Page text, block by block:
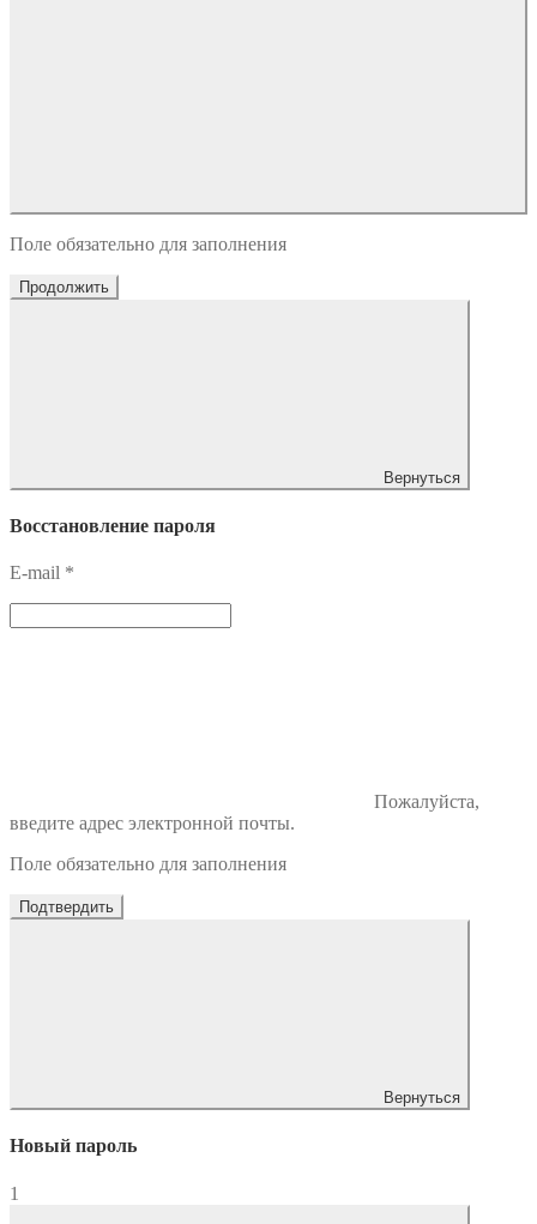
Поле обязательно для заполнения
Продолжить
Вернуться
Восстановление пароля
E-mail *
Пожалуйста,
введите адрес электронной почты.
Поле обязательно для заполнения
Подтвердить
Вернуться
Новый пароль
1